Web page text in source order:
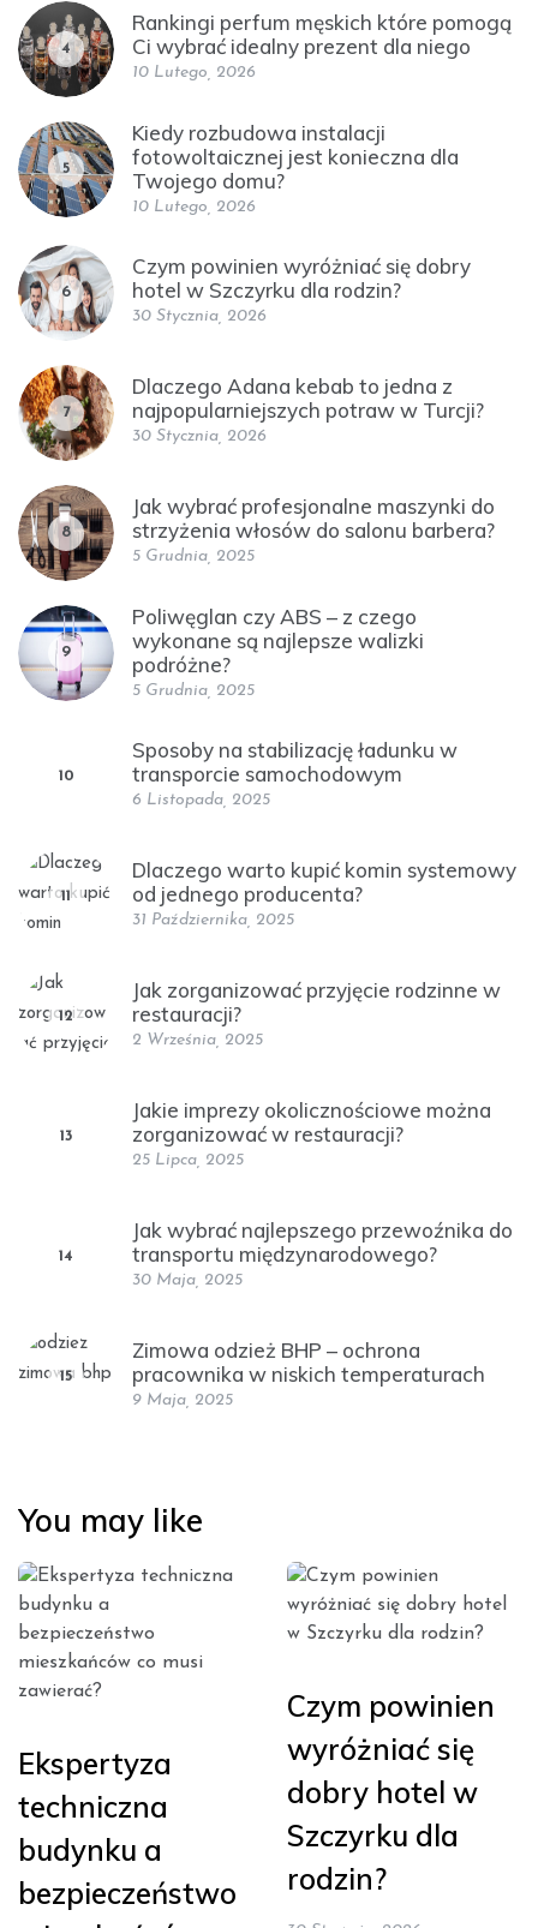
4
Rankingi perfum męskich które pomogą
Ci wybrać idealny prezent dla niego
10 Lutego, 2026
5
Kiedy rozbudowa instalacji
fotowoltaicznej jest konieczna dla
Twojego domu?
10 Lutego, 2026
6
Czym powinien wyróżniać się dobry
hotel w Szczyrku dla rodzin?
30 Stycznia, 2026
7
Dlaczego Adana kebab to jedna z
najpopularniejszych potraw w Turcji?
30 Stycznia, 2026
8
Jak wybrać profesjonalne maszynki do
strzyżenia włosów do salonu barbera?
5 Grudnia, 2025
9
Poliwęglan czy ABS – z czego
wykonane są najlepsze walizki
podróżne?
5 Grudnia, 2025
10
Sposoby na stabilizację ładunku w
transporcie samochodowym
6 Listopada, 2025
11
Dlaczego warto kupić komin systemowy
od jednego producenta?
31 Października, 2025
12
Jak zorganizować przyjęcie rodzinne w
restauracji?
2 Września, 2025
13
Jakie imprezy okolicznościowe można
zorganizować w restauracji?
25 Lipca, 2025
14
Jak wybrać najlepszego przewoźnika do
transportu międzynarodowego?
30 Maja, 2025
15
Zimowa odzież BHP – ochrona
pracownika w niskich temperaturach
9 Maja, 2025
You may like
Ekspertyza
techniczna
budynku a
bezpieczeństwo
Czym powinien
wyróżniać się
dobry hotel w
Szczyrku dla
rodzin?